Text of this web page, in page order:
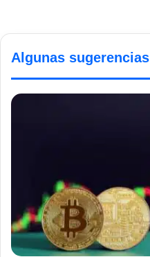
Algunas sugerencias